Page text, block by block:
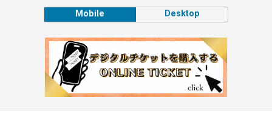
Mobile Desktop